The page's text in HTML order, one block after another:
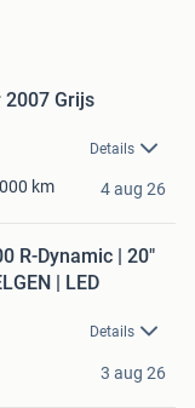
Grijs
Details
km 4 aug 26
R-Dynamic | 20"
| LED
Details
3 aug 26